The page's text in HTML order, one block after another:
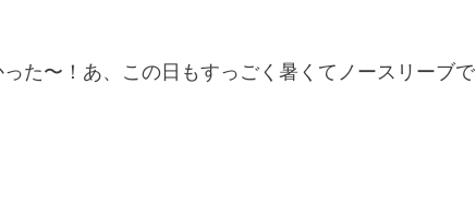
た〜！あ、この日もすっごく暑くてノースリーブで